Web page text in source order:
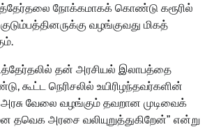
நோக்கமாகக் கொண்டு கரூரில்
வழங்குவது மிகத்
தன் அரசியல் இலாபத்தை
கூட்ட நெரிசலில் உயிரிழந்தவர்களின்
அரசு வேலை வழங்கும் தவறான முடிவைக்
தவெக அரசை வலியுறுத்துகிறேன்” என்று